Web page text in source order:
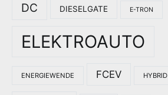
DC DIESELGATE E-TRON
ELEKTROAUTO
ENERGIEWENDE FCEV HYBRID